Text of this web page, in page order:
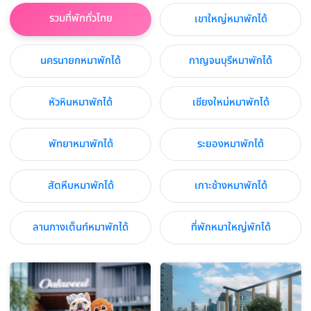
รวมที่พักทั่วไทย เขาใหญ่หมาพักได้
นครนายกหมาพักได้ กาญจนบุรีหมาพักได้
หัวหินหมาพักได้ เชียงใหม่หมาพักได้
พัทยาหมาพักได้ ระยองหมาพักได้
สัตหีบหมาพักได้ เกาะช้างหมาพักได้
ลานกางเต็นท์หมาพักได้ ที่พักหมาใหญ่พักได้